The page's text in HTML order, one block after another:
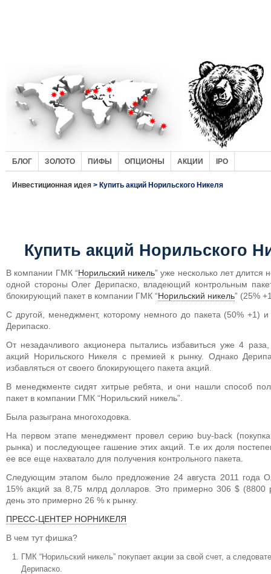
БЛОГ ЗОЛОТО ПИФЫ ОПЦИОНЫ АКЦИИ IPO
Инвестиционная идея > Купить акций Норильского Никеля
Купить акций Норильского
В компании ГМК “Норильский никель” уже несколько лет длится
одной стороны Олег Дерипаско, владеющий контрольным
блокирующий пакет в компании ГМК “Норильский никель” (25%
С другой, менеджмент, которому немного до пакета (50% +1)
Дерипаско.
От незадачливого акционера пытались избавиться уже 4
акций Норильского Никеля с премией к рынку. Однако
избавляться от своего блокирующего пакета акций.
В менеджменте сидят хитрые ребята, и они нашли способ
пакет в компании ГМК “Норильский никель”.
Была разыграна многоходовка.
На первом этапе менеджмент провел серию buy-back
рынка) и последующее гашение этих акций. Т.е их доля
ее все еще нахватало для получения контрольного пакета.
Следующим этапом было предложение 24 августа 2011 года
15% акций за 8,75 млрд долларов. Это примерно 306 $ (8800
день это примерно 26 % к рынку.
ПРЕСС-ЦЕНТЕР НОРНИКЕЛЯ
В чем тут фишка?
ГМК “Норильский никель” покупает акции за свой счет, а
Дерипаско.